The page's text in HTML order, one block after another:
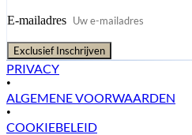
E-mailadres
Exclusief Inschrijven
PRIVACY
•
ALGEMENE VOORWAARDEN
•
COOKIEBELEID